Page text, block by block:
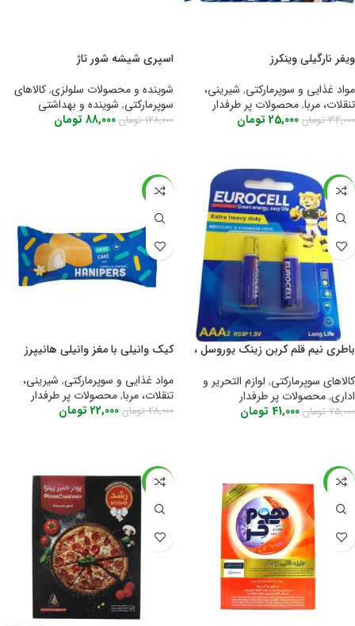
ویفر نارگیلی وینکرز
مواد غذایی و سوپرمارکتی, شیرینی،
تنقلات، مربا,محصولات پر طرفدار
32,000 تومان 25,000 تومان
اسپری شیشه شور تاژ
شوینده و محصولات سلولزی,کالاهای
سوپرمارکتی, شوینده و بهداشتی
128,000 تومان 88,000 تومان
-45%
باطری نیم قلم کربن زینک یوروسل ،
کالاهای سوپرمارکتی, لوازم التحریر و
اداری,محصولات پر طرفدار
75,000 تومان 41,000 تومان
-21%
کیک وانیلی با مغز وانیلی هانیپرز
مواد غذایی و سوپرمارکتی, شیرینی،
تنقلات، مربا,محصولات پر طرفدار
28,000 تومان 22,000 تومان
-23%
-34%